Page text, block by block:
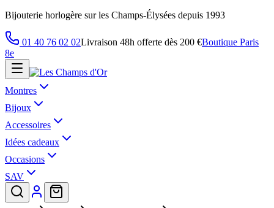
Bijouterie horlogère sur les Champs-Élysées depuis 1993
01 40 76 02 02Livraison 48h offerte dès 200 €Boutique Paris
8e
Montres
Bijoux
Accessoires
Idées cadeaux
Occasions
SAV